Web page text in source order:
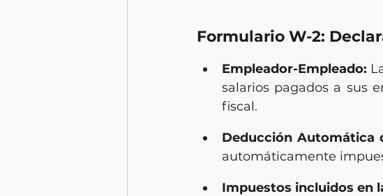
Formulario W-2:
Empleador-Empleado:
salarios pagados a sus
fiscal.
Deducción Automática
automáticamente
Impuestos incluidos en